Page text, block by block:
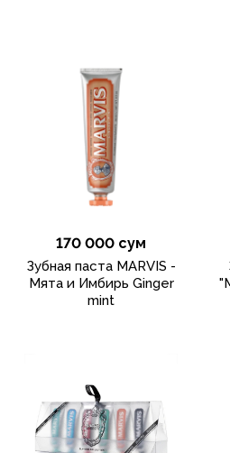
170 000 сум
Зубная паста MARVIS -
Мята и Имбирь Ginger
mint